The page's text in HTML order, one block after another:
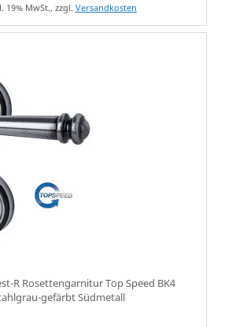
19% MwSt., zzgl. Versandkosten
R Rosettengarnitur Top Speed BK4
gefärbt Südmetall